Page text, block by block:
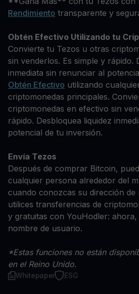
Rendimiento transparente y
Obtén Efectivo Utilizando tu
Convierte tu Tezos u otras
sin venderlos. Es simple y rápido.
inmediata sin renunciar al
Obtén Efectivo utilizando
criptomonedas principales.
criptomonedas en efectivo sin
rápido. Desbloquea liquidez
potencial de tu inversión.
Envía Tezos
Después de comprar Bitcoin,
cualquier persona alrededor del
cuando conozcas su dirección de
utilices transferencias de
y gratuitas con YouHodler: ahora,
nombre de usuario.
*Estas funciones no están
en el Reino Unido.
Whitepaper ESG